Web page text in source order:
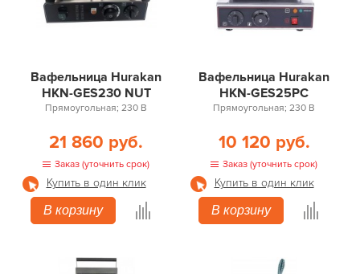
Вафельница Hurakan
HKN-GES230 NUT
Прямоугольная; 230 В
21 860 руб.
Заказ (уточнить срок)
Купить в один клик
В корзину
Вафельница Hurakan
HKN-GES25PC
Прямоугольная; 230 В
10 120 руб.
Заказ (уточнить срок)
Купить в один клик
В корзину